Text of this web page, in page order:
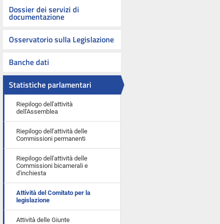
Dossier dei servizi di
documentazione
Osservatorio sulla Legislazione
Banche dati
Statistiche parlamentari
Riepilogo dell'attività
dell'Assemblea
Riepilogo dell'attività delle
Commissioni permanenti
Riepilogo dell'attività delle
Commissioni bicamerali e
d'inchiesta
Attività del Comitato per la
legislazione
Attività delle Giunte